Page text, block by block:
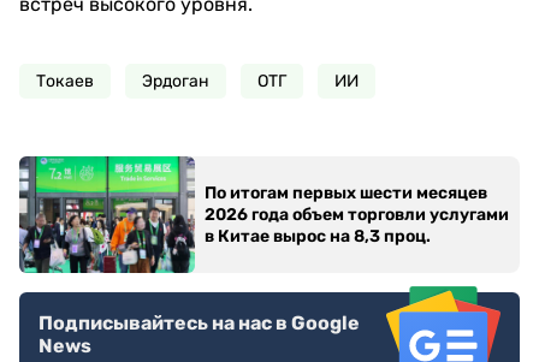
Токаев Эрдоган ОТГ ИИ
По итогам первых шести месяцев
2026 года объем торговли услугами
в Китае вырос на 8,3 проц.
Подписывайтесь на нас в Google
News